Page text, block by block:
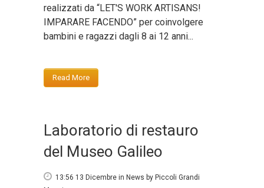
realizzati da “LET'S WORK ARTISANS!
IMPARARE FACENDO” per coinvolgere
bambini e ragazzi dagli 8 ai 12 anni...
Read More
Laboratorio di restauro
del Museo Galileo
13:56 13 Dicembre in News by Piccoli Grandi